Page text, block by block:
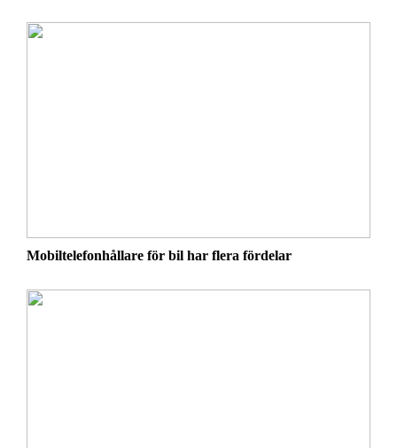
Mobiltelefonhållare för bil har flera fördelar